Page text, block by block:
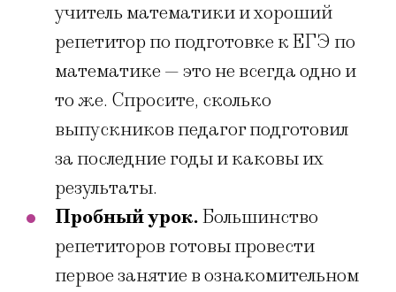
учитель математики и хороший
репетитор по подготовке к ЕГЭ по
математике — это не всегда одно и
то же. Спросите, сколько
выпускников педагог подготовил
за последние годы и каковы их
результаты.
Пробный урок.Большинство
репетиторов готовы провести
первое занятие в ознакомительном